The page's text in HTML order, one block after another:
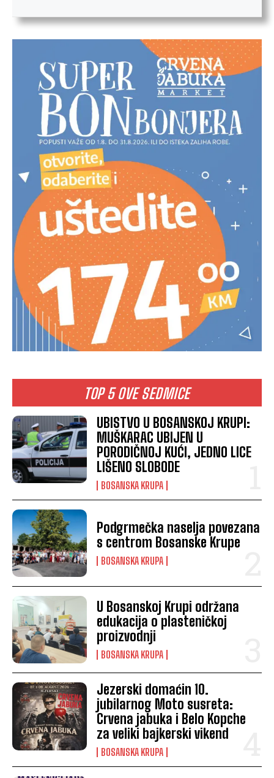
TOP 5 OVE SEDMICE
UBISTVO U BOSANSKOJ KRUPI:
MUŠKARAC UBIJEN U
PORODIČNOJ KUĆI, JEDNO LICE
LIŠENO SLOBODE
BOSANSKA KRUPA
Podgrmečka naselja povezana
s centrom Bosanske Krupe
BOSANSKA KRUPA
U Bosanskoj Krupi održana
edukacija o plasteničkoj
proizvodnji
BOSANSKA KRUPA
Jezerski domaćin 10.
jubilarnog Moto susreta:
Crvena jabuka i Belo Kopche
za veliki bajkerski vikend
BOSANSKA KRUPA